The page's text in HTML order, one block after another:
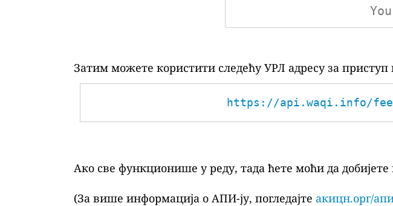
Затим можете користити следећу УРЛ адресу за
https://api.waqi.info/feed/
Ако све функционише у реду, тада ћете моћи да
(За више информација о АПИ-ју, погледајте акицн.орг/